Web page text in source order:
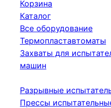
Корзина
Каталог
Все оборудование
Термопластавтоматы
Захваты для
машин
Разрывные
Прессы